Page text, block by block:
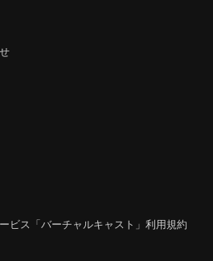
ビス「バーチャルキャスト」利用規約